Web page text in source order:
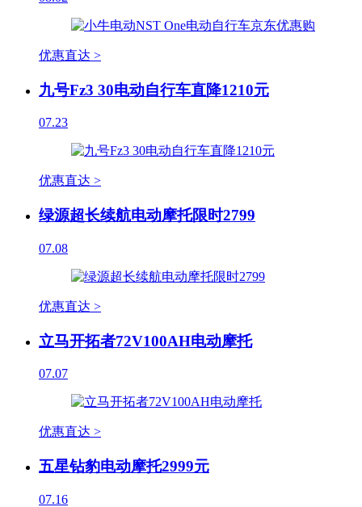
优惠直达 >
九号Fz3 30电动自行车直降1210元
07.23
优惠直达 >
绿源超长续航电动摩托限时2799
07.08
优惠直达 >
立马开拓者72V100AH电动摩托
07.07
优惠直达 >
五星钻豹电动摩托2999元
07.16